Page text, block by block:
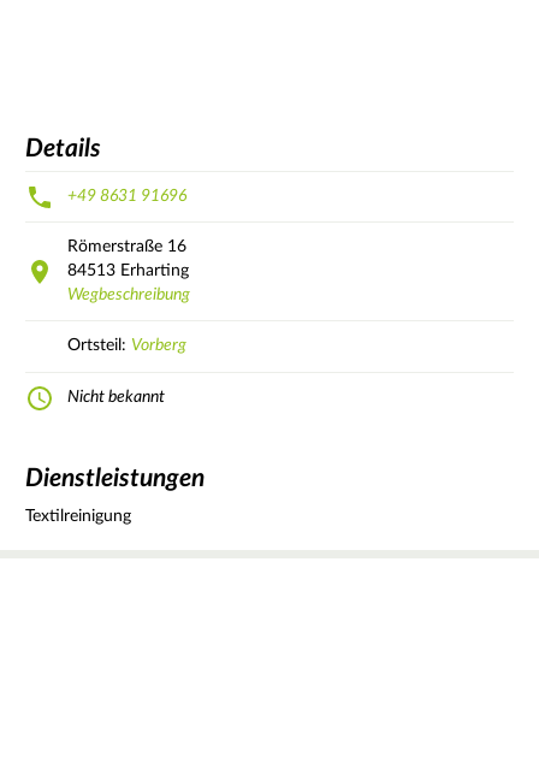
Details
+49 8631 91696
Römerstraße 16
84513 Erharting
Wegbeschreibung
Ortsteil: Vorberg
Nicht bekannt
Dienstleistungen
Textilreinigung